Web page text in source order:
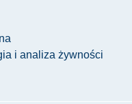
i analiza żywności